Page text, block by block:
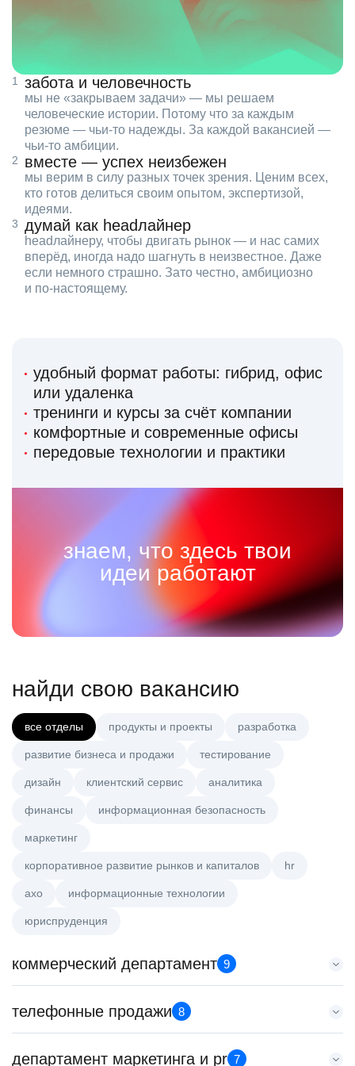
забота и человечность
мы не «закрываем задачи» — мы решаем
человеческие истории. Потому что за каждым
резюме — чьи‑то надежды. За каждой вакансией —
чьи‑то амбиции.
вместе — успех неизбежен
мы верим в силу разных точек зрения. Ценим всех,
кто готов делиться своим опытом, экспертизой,
идеями.
думай как headлайнер
headлайнеру, чтобы двигать рынок — и нас самих
вперёд, иногда надо шагнуть в неизвестное. Даже
если немного страшно. Зато честно, амбициозно
и по‑настоящему.
удобный формат работы: гибрид, офис
или удаленка
тренинги и курсы за счёт компании
комфортные и современные офисы
передовые технологии и практики
знаем, что здесь твои
идеи работают
найди свою вакансию
все отделы продукты и проекты разработка
развитие бизнеса и продажи тестирование
дизайн клиентский сервис аналитика
финансы информационная безопасность
маркетинг
корпоративное развитие рынков и капиталов hr
axo информационные технологии
юриспруденция
коммерческий департамент 9
Старший аналитик клиентской эффективности
HeadHunter::Коммерческий департамент
з/п не указана
телефонные продажи 8
Менеджер по продажам B2B (сегмент SMB)
департамент маркетинга и pr 7